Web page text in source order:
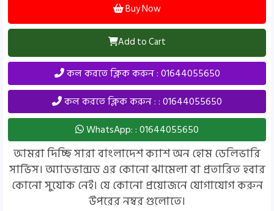
Buy Now
Add to Cart
কল করতে ক্লিক করুন : 01644055650
কল করতে ক্লিক করুন : : 01644055650
WhatsApp: : 01644055650
আমরা দিচ্ছি সারা বাংলাদেশ ক্যাশ অন হোম ডেলিভারি
সার্ভিস। অ্যাডভান্সড এর কোনো ঝামেলা বা প্রতারিত হবার
কোনো সুযোক নেই। যে কোনো প্রয়োজনে যোগাযোগ করুন
উপরের নম্বর গুলোতে।